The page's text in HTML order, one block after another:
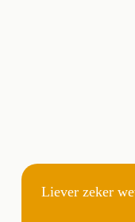
Liever zeker